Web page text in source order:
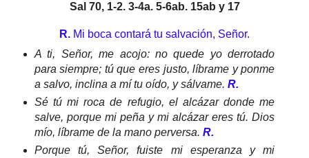
Sal 70, 1-2. 3-4a. 5-6ab. 15ab y 17
R. Mi boca contará tu salvación, Señor.
A ti, Señor, me acojo: no quede yo derrotado
para siempre; tú que eres justo, líbrame y ponme
a salvo, inclina a mí tu oído, y sálvame. R.
Sé tú mi roca de refugio, el alcázar donde me
salve, porque mi peña y mi alcázar eres tú. Dios
mío, líbrame de la mano perversa. R.
Porque tú, Señor, fuiste mi esperanza y mi